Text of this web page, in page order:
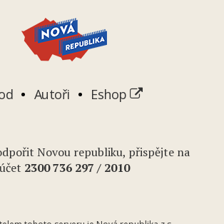
Autoři Eshop
Novou republiku, přispějte na
účet 2300 736 297 / 2010